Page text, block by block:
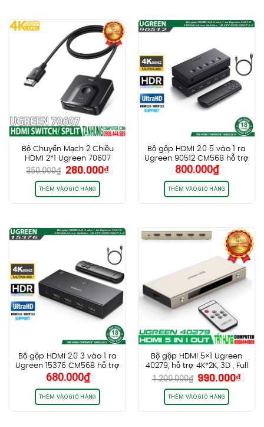
Bộ Chuyển Mạch 2 Chiều
HDMI 2*1 Ugreen 70607
4K@60Hz
350.000₫ Giá
gốc
là:
350.000₫.
280.000₫Giá
THÊM VÀO GIỎ HÀNG
Bộ gộp HDMI 2.0 5 vào 1 ra
Ugreen 90512 CM568 hỗ trợ
4k60hz, 3D CEC HDR HDCP
800.000₫
THÊM VÀO GIỎ HÀNG
Bộ gộp HDMI 2.0 3 vào 1 ra
Ugreen 15376 CM568 hỗ trợ
4k60hz, 3D CEC HDR HDCP
680.000₫
THÊM VÀO GIỎ HÀNG
Bộ gộp HDMI 5×1 Ugreen
40279, hỗ trợ 4K*2K, 3D , Full
HD
1.200.000₫ Giá
gốc
là:
1.200.000₫.
990.000₫Giá
THÊM VÀO GIỎ HÀNG